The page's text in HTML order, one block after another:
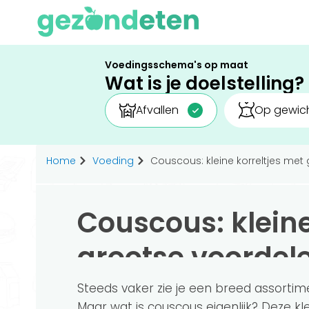
Voedingsschema's op maat
Wat is je doelstelling?
Afvallen Op
Home Voeding Couscous: kleine korreltjes
Couscous:
grootse
Steeds vaker zie je een breed